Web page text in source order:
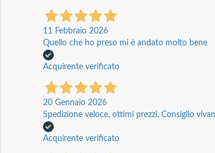
11 Febbraio 2026
Quello che ho preso mi è andato molto bene
Acquirente verificato
20 Gennaio 2026
Spedizione veloce, ottimi prezzi. Consiglio
Acquirente verificato